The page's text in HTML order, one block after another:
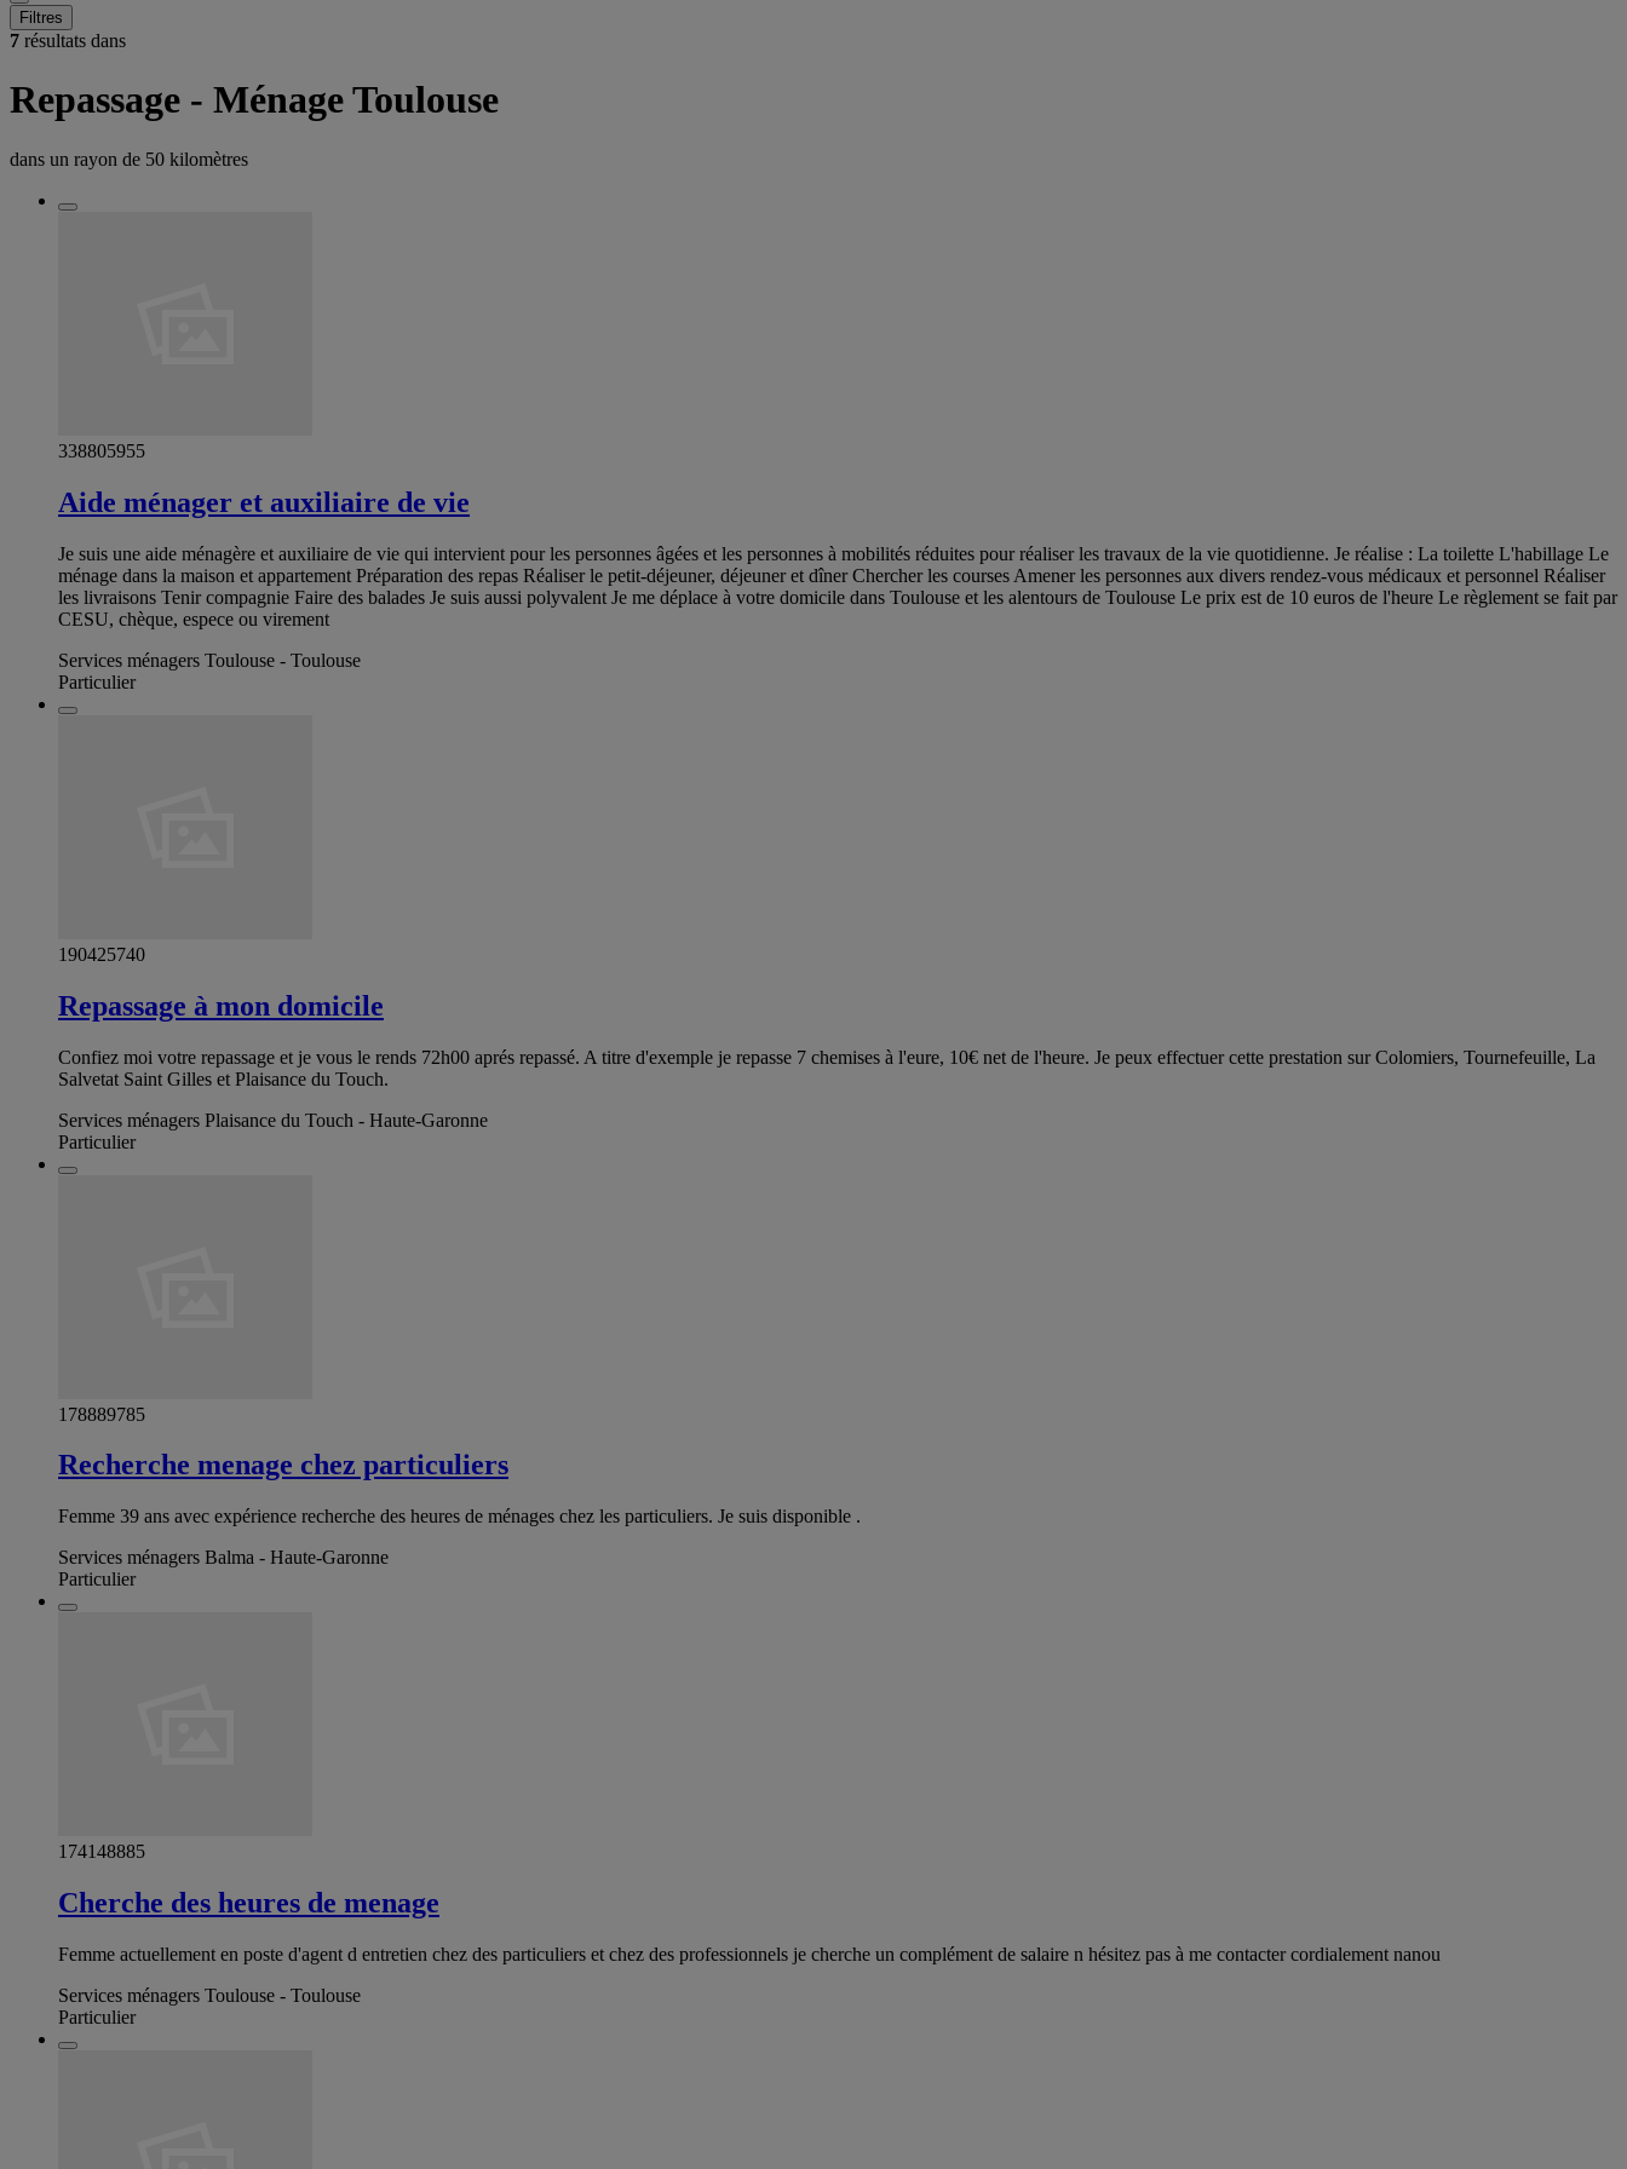
Filtres
7 résultats dans
Repassage - Ménage Toulouse
dans un rayon de 50 kilomètres
338805955
Aide ménager et auxiliaire de vie
Je suis une aide ménagère et auxiliaire de vie qui intervient pour les personnes âgées et les personnes à mobilités réduites pour réaliser les travaux de la vie quotidienne. Je réalise : La toilette L'habillage Le
ménage dans la maison et appartement Préparation des repas Réaliser le petit-déjeuner, déjeuner et dîner Chercher les courses Amener les personnes aux divers rendez-vous médicaux et personnel Réaliser
les livraisons Tenir compagnie Faire des balades Je suis aussi polyvalent Je me déplace à votre domicile dans Toulouse et les alentours de Toulouse Le prix est de 10 euros de l'heure Le règlement se fait par
CESU, chèque, espece ou virement
Services ménagers Toulouse - Toulouse
Particulier
190425740
Repassage à mon domicile
Confiez moi votre repassage et je vous le rends 72h00 aprés repassé. A titre d'exemple je repasse 7 chemises à l'eure, 10€ net de l'heure. Je peux effectuer cette prestation sur Colomiers, Tournefeuille, La
Salvetat Saint Gilles et Plaisance du Touch.
Services ménagers Plaisance du Touch - Haute-Garonne
Particulier
178889785
Recherche menage chez particuliers
Femme 39 ans avec expérience recherche des heures de ménages chez les particuliers. Je suis disponible .
Services ménagers Balma - Haute-Garonne
Particulier
174148885
Cherche des heures de menage
Femme actuellement en poste d'agent d entretien chez des particuliers et chez des professionnels je cherche un complément de salaire n hésitez pas à me contacter cordialement nanou
Services ménagers Toulouse - Toulouse
Particulier